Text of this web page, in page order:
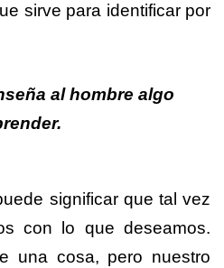
sirve para identificar por
al hombre algo
significar que tal vez
con lo que deseamos.
una cosa, pero nuestro